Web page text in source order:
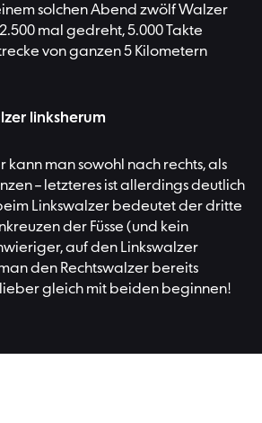
solchen Abend zwölf Walzer
mal gedreht, 5.000 Takte
von ganzen 5 Kilometern
linksherum
man sowohl nach rechts, als
– letzteres ist allerdings deutlich
Linkswalzer bedeutet der dritte
der Füsse (und kein
auf den Linkswalzer
den Rechtswalzer bereits
gleich mit beiden beginnen!